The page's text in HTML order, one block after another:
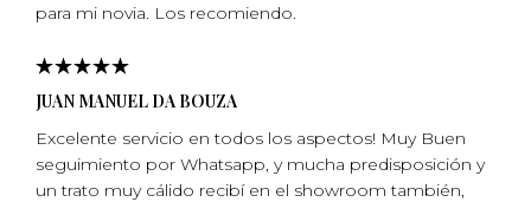
para mi­ novia. Los recomiendo.
JUAN MANUEL DA BOUZA
Excelente servicio en todos los aspectos! Muy Buen
seguimiento por Whatsapp, y mucha predisposición y
un trato muy cálido recibí en el showroom también,